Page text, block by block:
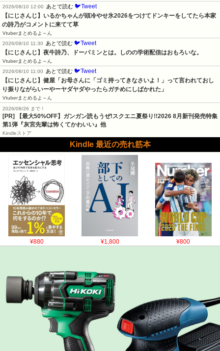
2026/08/10 12:00
あとで読む 🐦Tweet
【にじさんじ】いるかちゃんが頭冷やせ氷2026をつけてドンキーをしてたら本家
の詩乃がコメントに来てて草
Vtuberまとめるよ～ん
2026/08/10 11:30
あとで読む 🐦Tweet
【にじさんじ】夜牛詩乃、ドーパミンとは。しのの学術配信はおもろいな。
Vtuberまとめるよ～ん
2026/08/10 11:00
あとで読む 🐦Tweet
【にじさんじ】健屋「お母さんに「ゴミ持ってきなさいよ！」って言われておし
り振りながらいーやーヤダヤダやったらガチめにしばかれた」
Vtuberまとめるよ～ん
2026/08/26 まで！
[PR] 【最大50%OFF】ガンガン読もうぜ!スクエニ夏祭り!!2026 8月新刊発売特集
第1弾『灰宮先輩は怖くてかわいい』他
Kindleストア
Kindle 最近の売れ筋本
¥880 ¥1,800 ¥800